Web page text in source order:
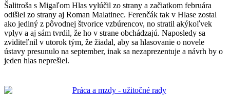
Šalitroša s Migaľom Hlas vylúčil zo strany a začiatkom februára
odišiel zo strany aj Roman Malatinec. Ferenčák tak v Hlase zostal
ako jediný z pôvodnej štvorice vzbúrencov, no stratil akýkoľvek
vplyv a aj sám tvrdil, že ho v strane obchádzajú. Naposledy sa
zviditeľnil v utorok tým, že žiadal, aby sa hlasovanie o novele
ústavy presunulo na september, inak sa nezaprezentuje a návrh by o
jeden hlas neprešiel.